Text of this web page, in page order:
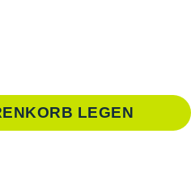
LEGEN